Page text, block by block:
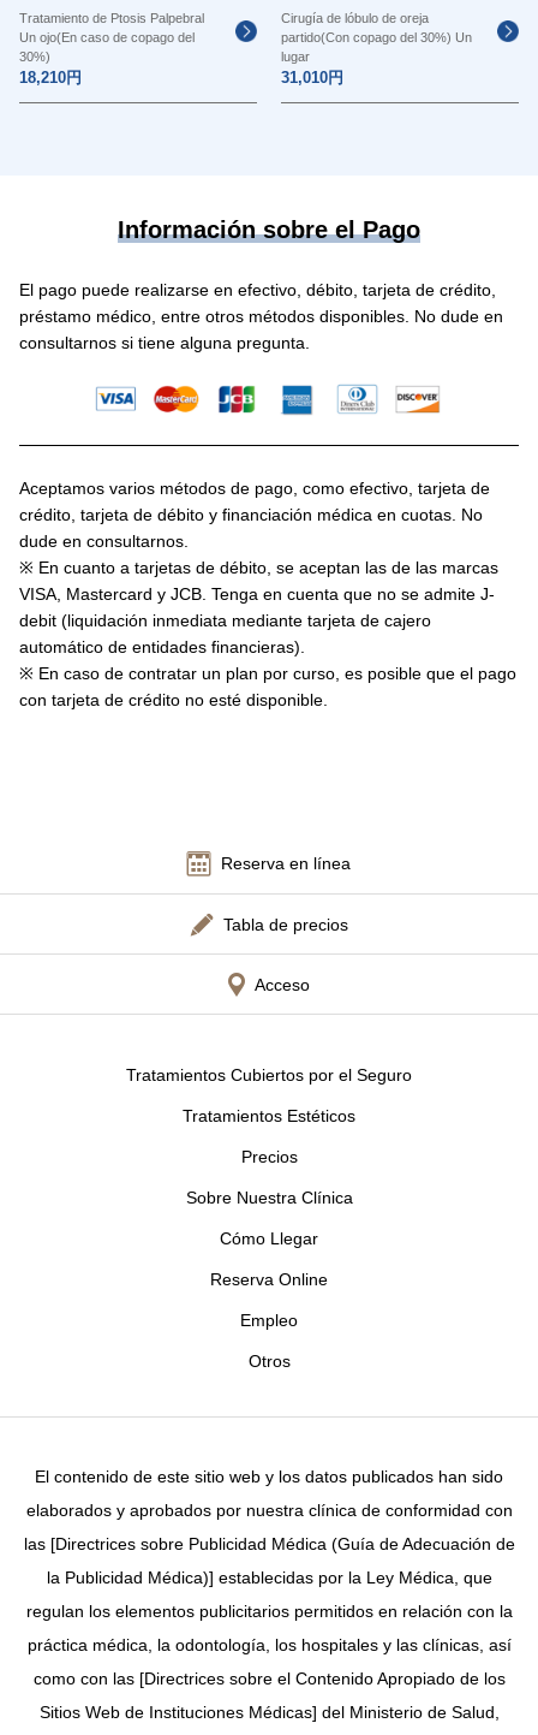
Tratamiento de Ptosis Palpebral
Un ojo(En caso de copago del
30%)
18,210円
Cirugía de lóbulo de oreja
partido(Con copago del 30%) Un
lugar
31,010円
Información sobre el Pago
El pago puede realizarse en efectivo, débito, tarjeta de crédito,
préstamo médico, entre otros métodos disponibles. No dude en
consultarnos si tiene alguna pregunta.
Aceptamos varios métodos de pago, como efectivo, tarjeta de
crédito, tarjeta de débito y financiación médica en cuotas. No
dude en consultarnos.
※ En cuanto a tarjetas de débito, se aceptan las de las marcas
VISA, Mastercard y JCB. Tenga en cuenta que no se admite J-
debit (liquidación inmediata mediante tarjeta de cajero
automático de entidades financieras).
※ En caso de contratar un plan por curso, es posible que el pago
con tarjeta de crédito no esté disponible.
Reserva en línea
Tabla de precios
Acceso
Tratamientos Cubiertos por el Seguro
Tratamientos Estéticos
Precios
Sobre Nuestra Clínica
Cómo Llegar
Reserva Online
Empleo
Otros
El contenido de este sitio web y los datos publicados han sido
elaborados y aprobados por nuestra clínica de conformidad con
las [Directrices sobre Publicidad Médica (Guía de Adecuación de
la Publicidad Médica)] establecidas por la Ley Médica, que
regulan los elementos publicitarios permitidos en relación con la
práctica médica, la odontología, los hospitales y las clínicas, así
como con las [Directrices sobre el Contenido Apropiado de los
Sitios Web de Instituciones Médicas] del Ministerio de Salud,